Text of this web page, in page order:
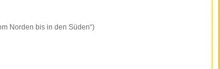
Norden bis in den Süden“)